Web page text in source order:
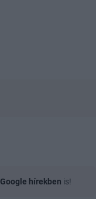
Google hírekben is!